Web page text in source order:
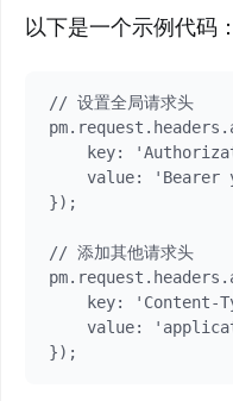
以下是一个示例代码：
// 设置全局请求头
key:
value: 'Bearer
});
// 添加其他请求头
key: 'Content-
value: